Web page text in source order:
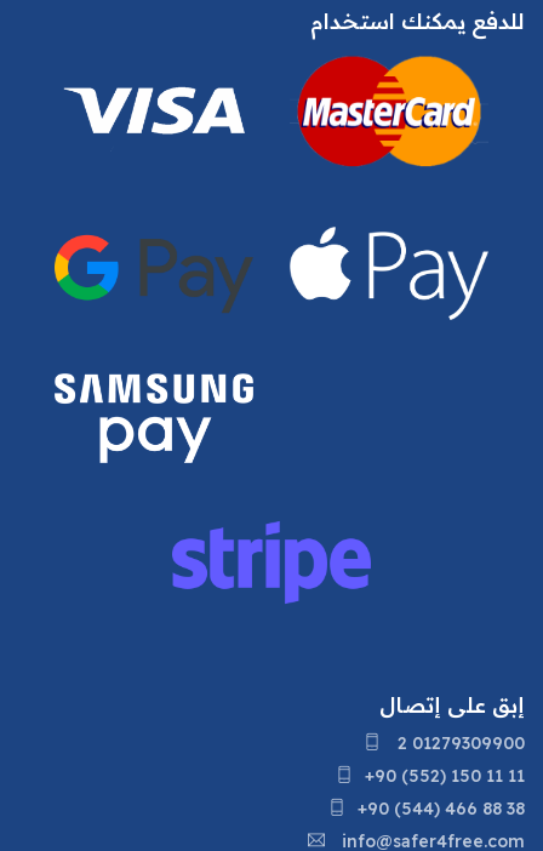
للدفع يمكنك استخدام
إبق على إتصال
2 01279309900
+90 (552) 150 11 11
+90 (544) 466 88 38
info@safer4free.com